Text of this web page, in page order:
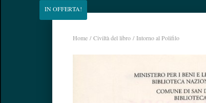
Home /Civiltà del libro / Intorno al Polifilo
IN OFFERTA!